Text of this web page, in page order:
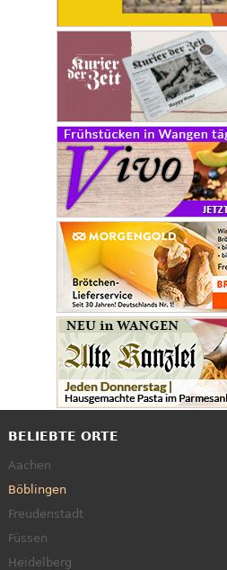
BELIEBTE ORTE
Aachen
Böblingen
Freudenstadt
Füssen
Heidelberg